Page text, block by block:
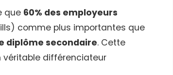
que 60% des employeurs
comme plus importantes que
diplôme secondaire. Cette
différenciateur